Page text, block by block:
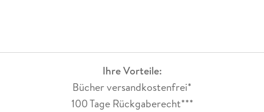
Ihre Vorteile:
Bücher versandkostenfrei*
100 Tage Rückgaberecht***